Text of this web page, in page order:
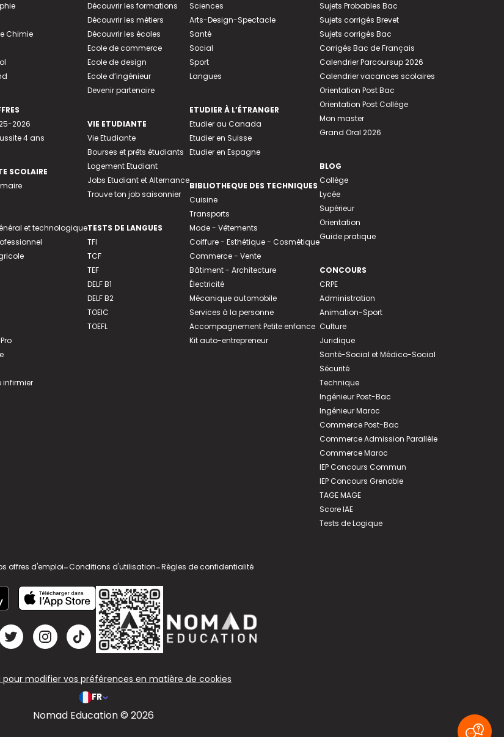
Chimie
2026
4 ans
SCOLAIRE
et technologique
infirmier
Découvrir les formations
Découvrir les métiers
Découvrir les écoles
Ecole de commerce
Ecole de design
Ecole d’ingénieur
Devenir partenaire
VIE ETUDIANTE
Vie Etudiante
Bourses et prêts étudiants
Logement Etudiant
Jobs Etudiant et Alternance
Trouve ton job saisonnier
TESTS DE LANGUES
TFI
TCF
TEF
DELF B1
DELF B2
TOEIC
TOEFL
Sciences
Arts-Design-Spectacle
Santé
Social
Sport
Langues
ETUDIER À L’ÉTRANGER
Etudier au Canada
Etudier en Suisse
Etudier en Espagne
BIBLIOTHEQUE DES TECHNIQUES
Cuisine
Transports
Mode - Vêtements
Coiffure - Esthétique - Cosmétique
Commerce - Vente
Bâtiment - Architecture
Électricité
Mécanique automobile
Services à la personne
Accompagnement Petite enfance
Kit auto-entrepreneur
Sujets Probables Bac
Sujets corrigés Brevet
Sujets corrigés Bac
Corrigés Bac de Français
Calendrier Parcoursup 2026
Calendrier vacances scolaires
Orientation Post Bac
Orientation Post Collège
Mon master
Grand Oral 2026
BLOG
Collège
Lycée
Supérieur
Orientation
Guide pratique
CONCOURS
CRPE
Administration
Animation-Sport
Culture
Juridique
Santé-Social et Médico-Social
Sécurité
Technique
Ingénieur Post-Bac
Ingénieur Maroc
Commerce Post-Bac
Commerce Admission Parallèle
Commerce Maroc
IEP Concours Commun
IEP Concours Grenoble
TAGE MAGE
Score IAE
Tests de Logique
offres d'emploi-Conditions d'utilisation-Règles de confidentialité
pour modifier vos préférences en matière de cookies
FR
Nomad Education © 2026